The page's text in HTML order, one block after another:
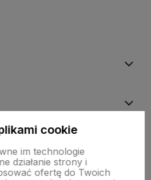
cookie
im technologie
działanie strony i
ofertę do Twoich